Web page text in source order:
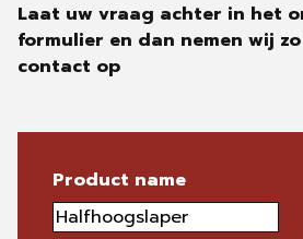
Laat uw vraag achter in het
formulier en dan nemen wij
contact op
Product name